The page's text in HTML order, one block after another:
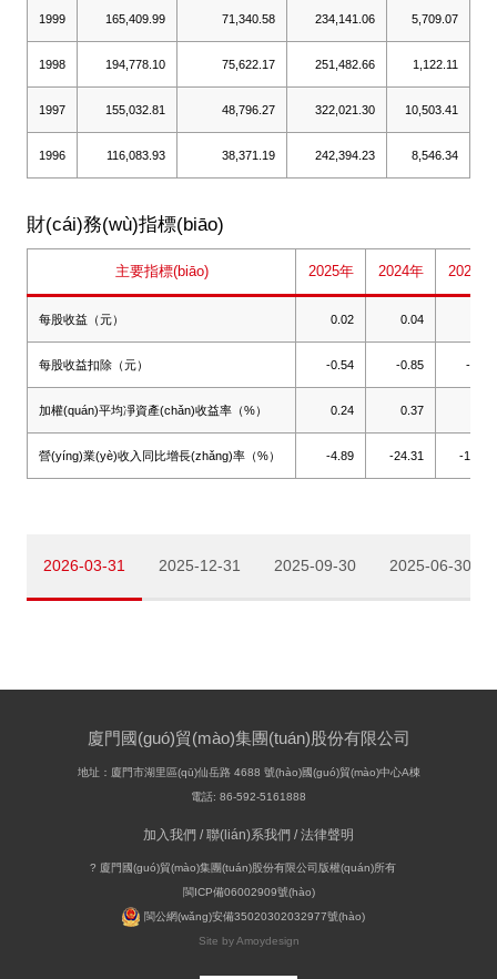
1999 165,409.99 71,340.58 234,141.06 5,709.07
1998 194,778.10 75,622.17 251,482.66 1,122.11
1997 155,032.81 48,796.27 322,021.30 10,503.41
1996 116,083.93 38,371.19 242,394.23 8,546.34
財(cái)務(wù)指標(biāo)
主要指標(biāo) 2025年 2024年 2023年
每股收益（元） 0.02 0.04
每股收益扣除（元） -0.54 -0.85 -0.05
加權(quán)平均凈資產(chǎn)收益率（%） 0.24 0.37
營(yíng)業(yè)收入同比增長(zhǎng)率（%） -4.89 -24.31 -10.29
2026-03-31 2025-12-31 2025-09-30 2025-06-30
廈門國(guó)貿(mào)集團(tuán)股份有限公司
地址：廈門市湖里區(qū)仙岳路 4688 號(hào)國(guó)貿(mào)中心A棟
電話: 86-592-5161888
加入我們 /聯(lián)系我們 /法律聲明
? 廈門國(guó)貿(mào)集團(tuán)股份有限公司版權(quán)所有
閩ICP備06002909號(hào)
閩公網(wǎng)安備35020302032977號(hào)
Site by Amoydesign